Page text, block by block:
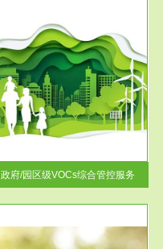
政府/园区级VOCs综合管控服务